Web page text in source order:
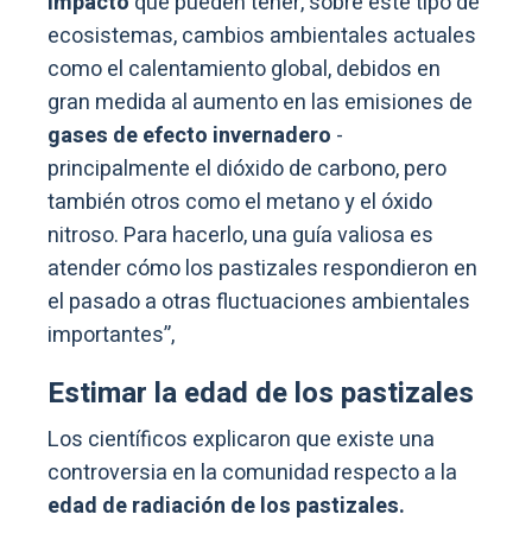
ecosistemas, cambios ambientales actuales
como el calentamiento global, debidos en
gran medida al aumento en las emisiones de
gases de efecto invernadero -
principalmente el dióxido de carbono, pero
también otros como el metano y el óxido
nitroso. Para hacerlo, una guía valiosa es
atender cómo los pastizales respondieron en
el pasado a otras fluctuaciones ambientales
importantes”,
Estimar la edad de los pastizales
Los científicos explicaron que existe una
controversia en la comunidad respecto a la
edad de radiación de los pastizales.